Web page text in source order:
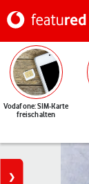
Vodafone: SIM-Karte
freischalten